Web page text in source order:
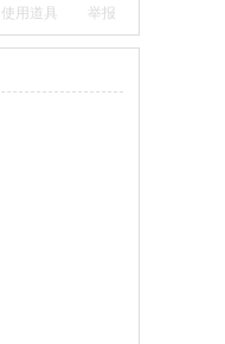
使用道具 举报